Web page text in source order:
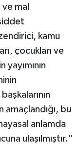
mal
kamu
çocukları ve
amaçlandığı, bu
anlamda
ulaşılmıştır."